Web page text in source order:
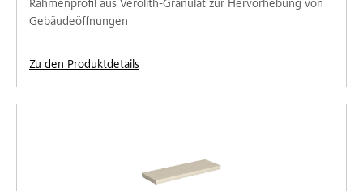
Rahmenprofil aus Verolith-Granulat zur Hervorhebung von
Gebäudeöffnungen
Zu den Produktdetails